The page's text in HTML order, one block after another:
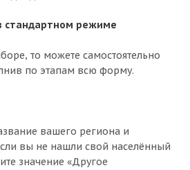
стандартном режиме
то можете самостоятельно
по этапам всю форму.
вашего региона и
вы не нашли свой населённый
значение «Другое